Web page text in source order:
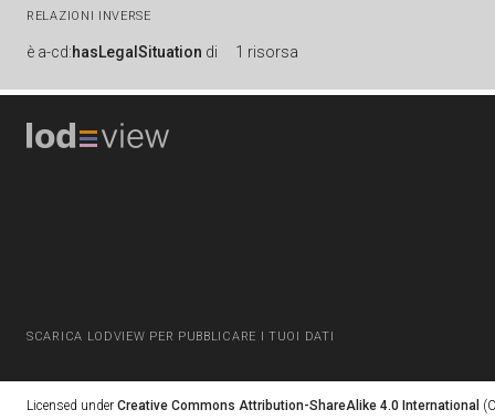
RELAZIONI INVERSE
è a-cd:hasLegalSituation di 1 risorsa
SCARICA LODVIEW PER PUBBLICARE I TUOI DATI
Licensed under Creative Commons Attribution-ShareAlike 4.0 International